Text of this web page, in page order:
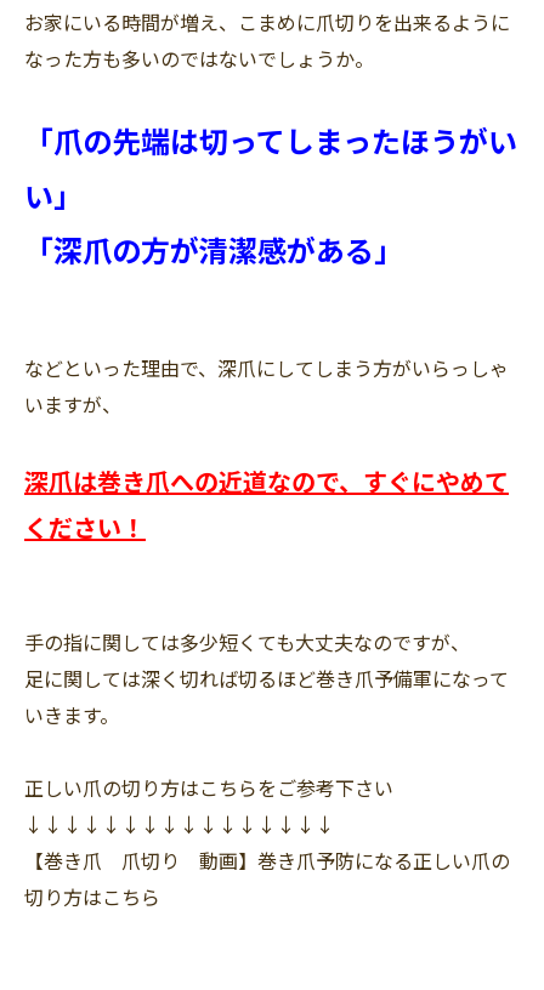
お家にいる時間が増え、こまめに爪切りを出来るように
なった方も多いのではないでしょうか。
「爪の先端は切ってしまったほうがい
い」
「深爪の方が清潔感がある」
などといった理由で、深爪にしてしまう方がいらっしゃ
いますが、
深爪は巻き爪への近道なので、すぐにやめて
ください！
手の指に関しては多少短くても大丈夫なのですが、
足に関しては深く切れば切るほど巻き爪予備軍になって
いきます。
正しい爪の切り方はこちらをご参考下さい
↓↓↓↓↓↓↓↓↓↓↓↓↓↓↓↓
【巻き爪 爪切り 動画】巻き爪予防になる正しい爪の
切り方はこちら